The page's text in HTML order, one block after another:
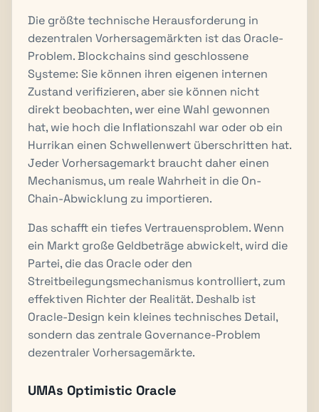
Die größte technische Herausforderung in
dezentralen Vorhersagemärkten ist das Oracle-
Problem. Blockchains sind geschlossene
Systeme: Sie können ihren eigenen internen
Zustand verifizieren, aber sie können nicht
direkt beobachten, wer eine Wahl gewonnen
hat, wie hoch die Inflationszahl war oder ob ein
Hurrikan einen Schwellenwert überschritten hat.
Jeder Vorhersagemarkt braucht daher einen
Mechanismus, um reale Wahrheit in die On-
Chain-Abwicklung zu importieren.
Das schafft ein tiefes Vertrauensproblem. Wenn
ein Markt große Geldbeträge abwickelt, wird die
Partei, die das Oracle oder den
Streitbeilegungsmechanismus kontrolliert, zum
effektiven Richter der Realität. Deshalb ist
Oracle-Design kein kleines technisches Detail,
sondern das zentrale Governance-Problem
dezentraler Vorhersagemärkte.
UMAs Optimistic Oracle